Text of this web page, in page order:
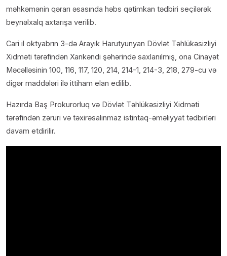
məhkəmənin qərarı əsasında həbs qətimkan tədbiri seçilərək
beynəlxalq axtarışa verilib.
Cari il oktyabrın 3-də Arayik Harutyunyan Dövlət Təhlükəsizliyi
Xidməti tərəfindən Xankəndi şəhərində saxlanılmış, ona Cinayət
Məcəlləsinin 100, 116, 117, 120, 214, 214-1, 214-3, 218, 279-cu və
digər maddələri ilə ittiham elan edilib.
Hazırda Baş Prokurorluq və Dövlət Təhlükəsizliyi Xidməti
tərəfindən zəruri və təxirəsalınmaz istintaq-əməliyyat tədbirləri
davam etdirilir.